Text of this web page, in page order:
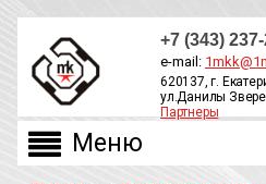
+7 (343)
e-mail:
620137, г.
ул.Данилы
Партнеры